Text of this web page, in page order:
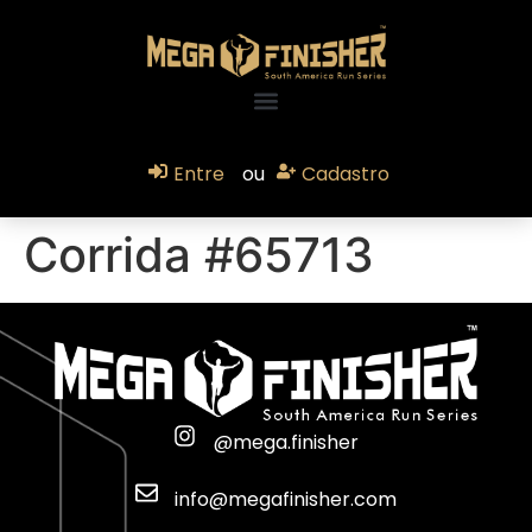
Entre ou Cadastro
Corrida #65713
@mega.finisher
info@megafinisher.com